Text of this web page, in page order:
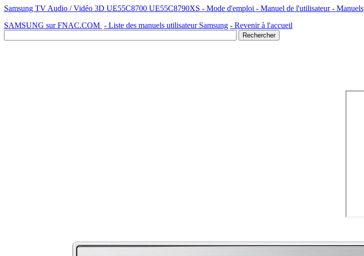
Samsung TV Audio / Vidéo 3D UE55C8700 UE55C8790XS - Mode d'emploi - Manuel de l'utilisateur - Manuels
SAMSUNG sur FNAC.COM - Liste des manuels utilisateur Samsung - Revenir à l'accueil